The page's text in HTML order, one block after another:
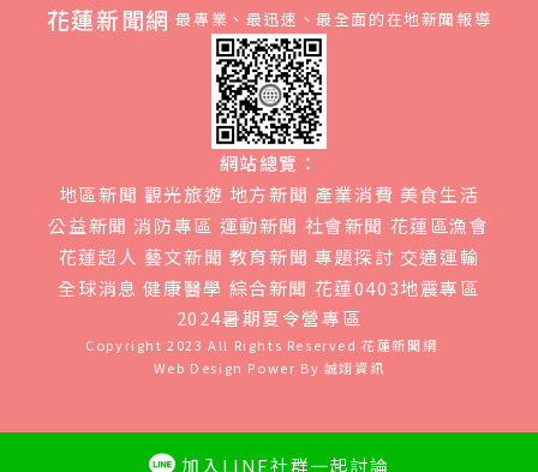
花蓮新聞網 最專業、最迅速、最全面的在地新聞報導
網站總覽：
地區新聞 觀光旅遊 地方新聞 產業消費 美食生活
公益新聞 消防專區 運動新聞 社會新聞 花蓮區漁會
花蓮超人 藝文新聞 教育新聞 專題探討 交通運輸
全球消息 健康醫學 綜合新聞 花蓮0403地震專區
2024暑期夏令營專區
Copyright 2023 All Rights Reserved花蓮新聞網
Web Design Power By 誠翊資訊
加入LINE社群一起討論